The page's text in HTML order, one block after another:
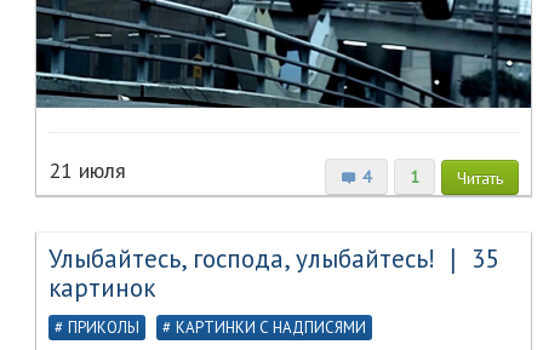
4 1 Читать
21 июля
Улыбайтесь, господа, улыбайтесь! ❘ 35
картинок
ПРИКОЛЫ КАРТИНКИ С НАДПИСЯМИ